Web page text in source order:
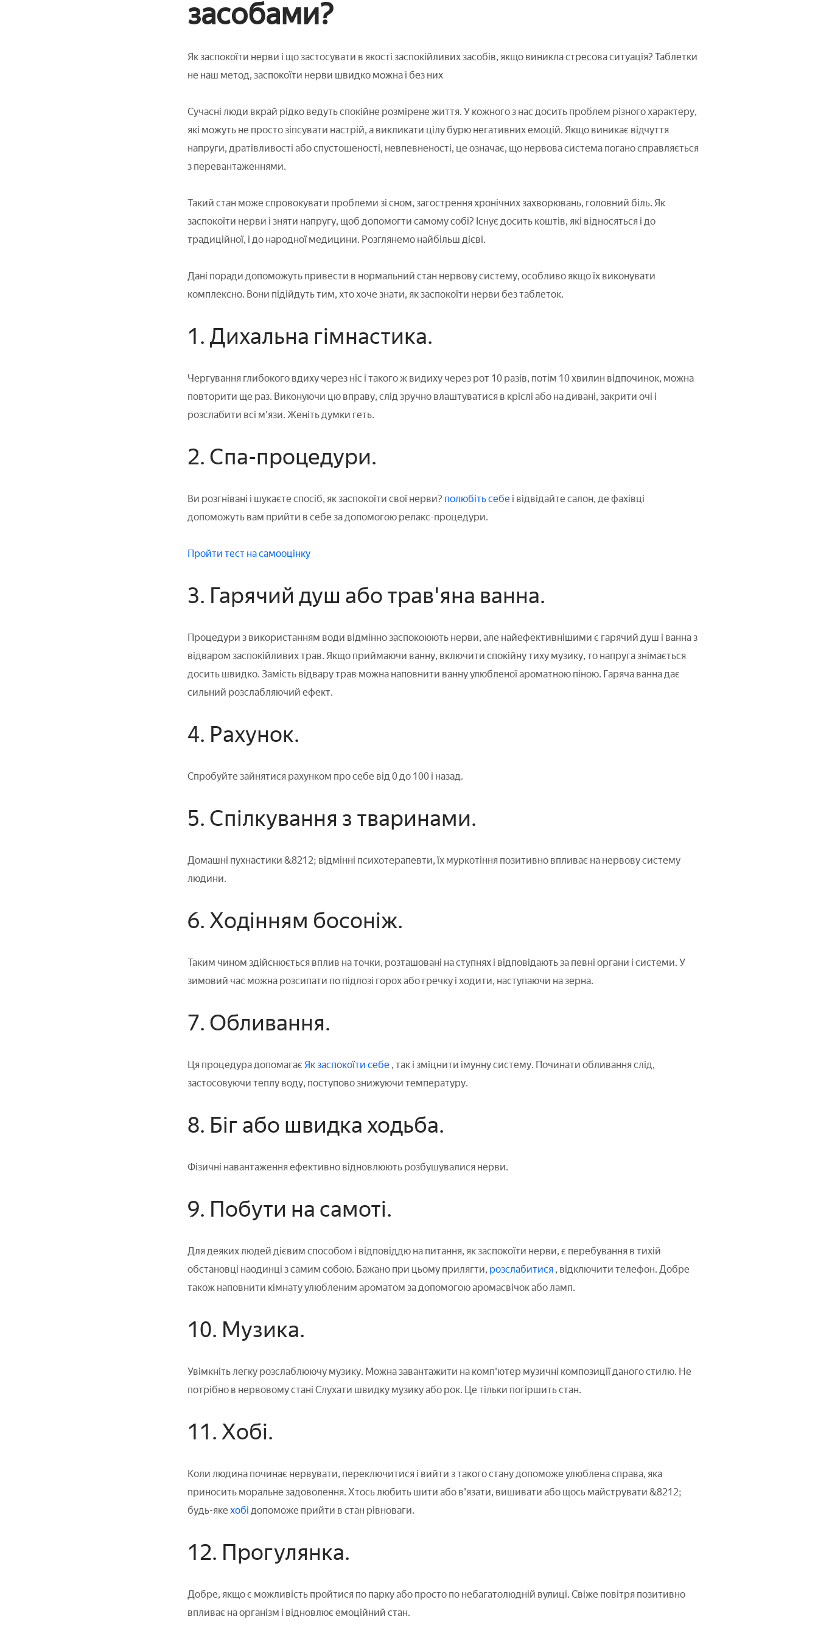
засобами?
Як заспокоїти нерви і що застосувати в якості заспокійливих засобів, якщо виникла стресова ситуація? Таблетки
не наш метод, заспокоїти нерви швидко можна і без них
Сучасні люди вкрай рідко ведуть спокійне розмірене життя. У кожного з нас досить проблем різного характеру,
які можуть не просто зіпсувати настрій, а викликати цілу бурю негативних емоцій. Якщо виникає відчуття
напруги, дратівливості або спустошеності, невпевненості, це означає, що нервова система погано справляється
з перевантаженнями.
Такий стан може спровокувати проблеми зі сном, загострення хронічних захворювань, головний біль. Як
заспокоїти нерви і зняти напругу, щоб допомогти самому собі? Існує досить коштів, які відносяться і до
традиційної, і до народної медицини. Розглянемо найбільш дієві.
Дані поради допоможуть привести в нормальний стан нервову систему, особливо якщо їх виконувати
комплексно. Вони підійдуть тим, хто хоче знати, як заспокоїти нерви без таблеток.
1. Дихальна гімнастика.
Чергування глибокого вдиху через ніс і такого ж видиху через рот 10 разів, потім 10 хвилин відпочинок, можна
повторити ще раз. Виконуючи цю вправу, слід зручно влаштуватися в кріслі або на дивані, закрити очі і
розслабити всі м'язи. Женіть думки геть.
2. Спа-процедури.
Ви розгнівані і шукаєте спосіб, як заспокоїти свої нерви? полюбіть себе і відвідайте салон, де фахівці
допоможуть вам прийти в себе за допомогою релакс-процедури.
Пройти тест на самооцінку
3. Гарячий душ або трав'яна ванна.
Процедури з використанням води відмінно заспокоюють нерви, але найефективнішими є гарячий душ і ванна з
відваром заспокійливих трав. Якщо приймаючи ванну, включити спокійну тиху музику, то напруга знімається
досить швидко. Замість відвару трав можна наповнити ванну улюбленої ароматною піною. Гаряча ванна дає
сильний розслабляючий ефект.
4. Рахунок.
Спробуйте зайнятися рахунком про себе від 0 до 100 і назад.
5. Спілкування з тваринами.
Домашні пухнастики &8212; відмінні психотерапевти, їх муркотіння позитивно впливає на нервову систему
людини.
6. Ходінням босоніж.
Таким чином здійснюється вплив на точки, розташовані на ступнях і відповідають за певні органи і системи. У
зимовий час можна розсипати по підлозі горох або гречку і ходити, наступаючи на зерна.
7. Обливання.
Ця процедура допомагає Як заспокоїти себе , так і зміцнити імунну систему. Починати обливання слід,
застосовуючи теплу воду, поступово знижуючи температуру.
8. Біг або швидка ходьба.
Фізичні навантаження ефективно відновлюють розбушувалися нерви.
9. Побути на самоті.
Для деяких людей дієвим способом і відповіддю на питання, як заспокоїти нерви, є перебування в тихій
обстановці наодинці з самим собою. Бажано при цьому прилягти, розслабитися , відключити телефон. Добре
також наповнити кімнату улюбленим ароматом за допомогою аромасвічок або ламп.
10. Музика.
Увімкніть легку розслаблюючу музику. Можна завантажити на комп'ютер музичні композиції даного стилю. Не
потрібно в нервовому стані Слухати швидку музику або рок. Це тільки погіршить стан.
11. Хобі.
Коли людина починає нервувати, переключитися і вийти з такого стану допоможе улюблена справа, яка
приносить моральне задоволення. Хтось любить шити або в'язати, вишивати або щось майструвати &8212;
будь-яке хобі допоможе прийти в стан рівноваги.
12. Прогулянка.
Добре, якщо є можливість пройтися по парку або просто по небагатолюдній вулиці. Свіже повітря позитивно
впливає на організм і відновлює емоційний стан.